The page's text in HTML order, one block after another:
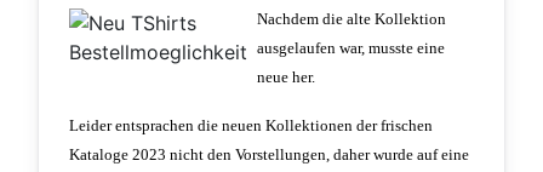
Nachdem die alte Kollektion
ausgelaufen war, musste eine
neue her.
Leider entsprachen die neuen Kollektionen der frischen
Kataloge 2023 nicht den Vorstellungen, daher wurde auf eine